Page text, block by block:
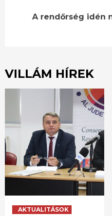
A rendőrség idén
VILLÁM HÍREK
AKTUALITÁSOK